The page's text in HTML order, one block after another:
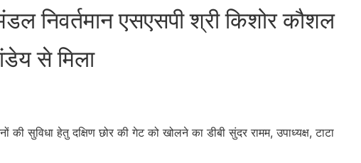
निवर्तमान एसएसपी श्री किशोर कौशल
से मिला
की सुविधा हेतु दक्षिण छोर की गेट को खोलने का डीबी सुंदर रामम, उपाध्यक्ष, टाटा